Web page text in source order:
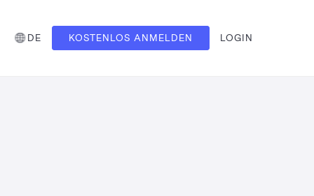
DE KOSTENLOS ANMELDEN LOGIN